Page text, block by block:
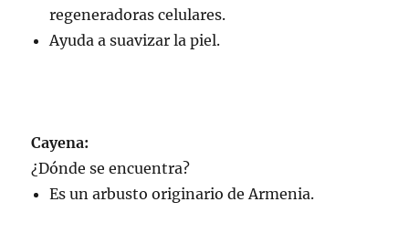
regeneradoras celulares.
Ayuda a suavizar la piel.
Cayena:
¿Dónde se encuentra?
Es un arbusto originario de Armenia.